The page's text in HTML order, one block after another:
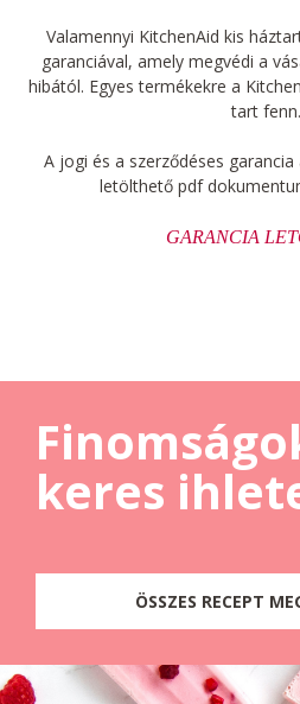
Valamennyi KitchenAid kis
garanciával, amely megvédi a
hibától. Egyes termékekre a
tart fenn.
A jogi és a szerződéses
letölthető pdf
GARANCIA
keres
ÖSSZES RECEPT